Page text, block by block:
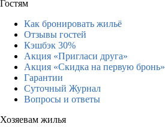
Гостям
Как бронировать жильё
Отзывы гостей
Кэшбэк 30%
Акция «Пригласи друга»
Акция «Скидка на первую бронь»
Гарантии
Суточный Журнал
Вопросы и ответы
Хозяевам жилья